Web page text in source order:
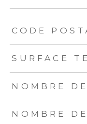
CODE
SURFACE
NOMBRE
NOMBRE